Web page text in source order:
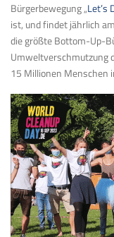
Bürgerbewegung „Let’s
ist, und findet jährlich
die größte Bottom-Up-
Umweltverschmutzung
15 Millionen Menschen